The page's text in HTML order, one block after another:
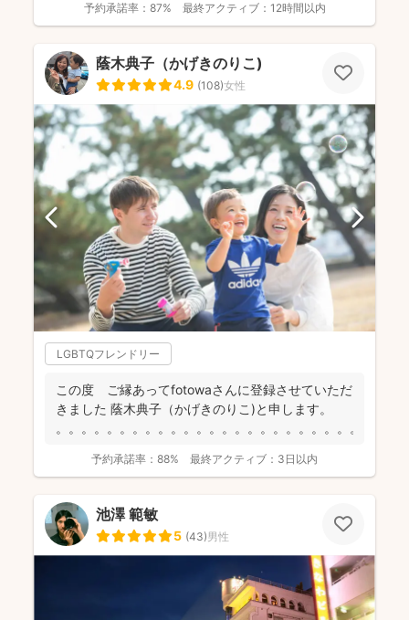
予約承諾率： 87% 最終アクティブ： 12時間以内
蔭木典子（かげきのりこ)
4.9 (108)女性
LGBTQフレンドリー
この度 ご縁あってfotowaさんに登録させていただ
きました 蔭木典子（かげきのりこ)と申します。
。。。。。。。。。。。。。。。。。。。。。。。。。...
予約承諾率： 88% 最終アクティブ： 3日以内
池澤 範敏
5 (43)男性